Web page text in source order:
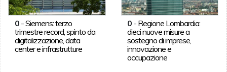
0-Siemens: terzo
trimestre record, spinto da
digitalizzazione, data
center e infrastrutture
0 - Regione Lombardia:
dieci nuove misure a
sostegno di imprese,
innovazione e
occupazione